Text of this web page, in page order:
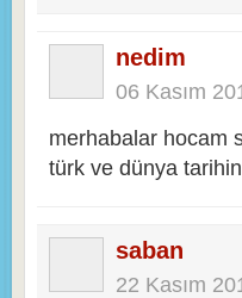
nedim
06 Kasım
merhabalar hocam
türk ve dünya
saban
22 Kasım